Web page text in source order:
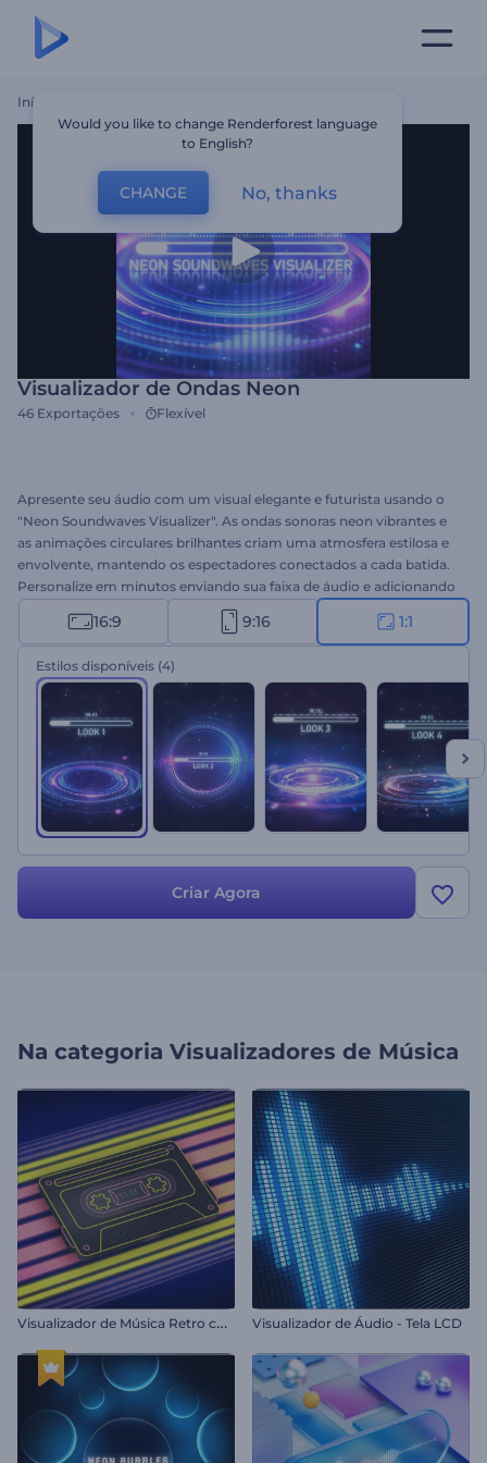
Início
Visualizador de Ondas Neon
46 Exportações Flexível
Apresente seu áudio com um visual elegante e futurista usando o
"Neon Soundwaves Visualizer". As ondas sonoras neon vibrantes e
as animações circulares brilhantes criam uma atmosfera estilosa e
envolvente, mantendo os espectadores conectados a cada batida.
Personalize em minutos enviando sua faixa de áudio e adicionando
o nome da música e do artista. Perfeito para canais de música,
podcasts, promos de DJ e apresentações de áudio. Crie agora e
transforme seu som em energia visual!
16:9 9:16 1:1
Estilos disponíveis (4)
Criar Agora
Na categoria Visualizadores de Música
V
isualizador de Música Retro com Cassetes Visualizador de Áudio - Tela LCD
Would you like to change Renderforest language
to English?
CHANGE No, thanks